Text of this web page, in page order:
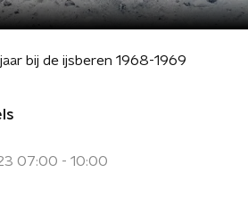
jaar bij de ijsberen 1968-1969
07:00 - 10:00